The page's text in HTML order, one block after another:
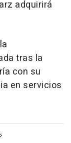
adquirirá
tras la
con su
en servicios